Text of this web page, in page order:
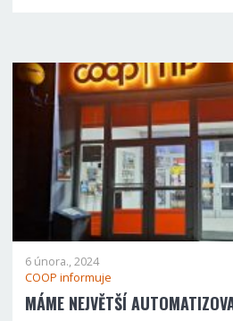
6 února., 2024
COOP informuje
MÁME NEJVĚTŠÍ